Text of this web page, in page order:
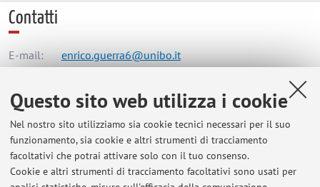
Questo sito web utilizza i cookie
Nel nostro sito utilizziamo sia cookie tecnici necessari per il suo
funzionamento, sia cookie e altri strumenti di tracciamento
facoltativi che potrai attivare solo con il tuo consenso.
Cookie e altri strumenti di tracciamento facoltativi sono usati per
Contatti
E-mail:
enrico.guerra6@unibo.it
Dipartimento di Scienze Biomediche e Neuromotorie
Via Massarenti 9, Bologna -
Vai alla mappa